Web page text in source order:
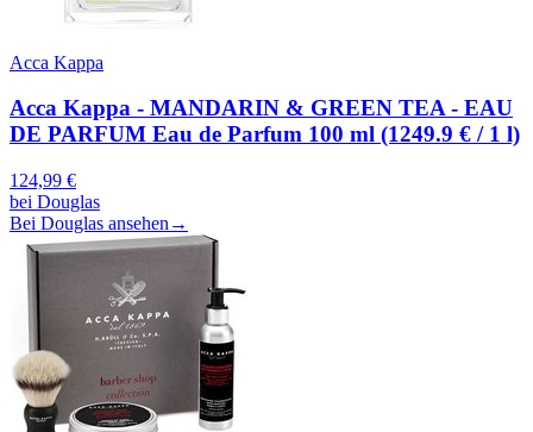
Acca Kappa
Acca Kappa - MANDARIN & GREEN TEA - EAU
DE PARFUM Eau de Parfum 100 ml (1249.9 € / 1 l)
124,99 €
bei Douglas
Bei Douglas ansehen →